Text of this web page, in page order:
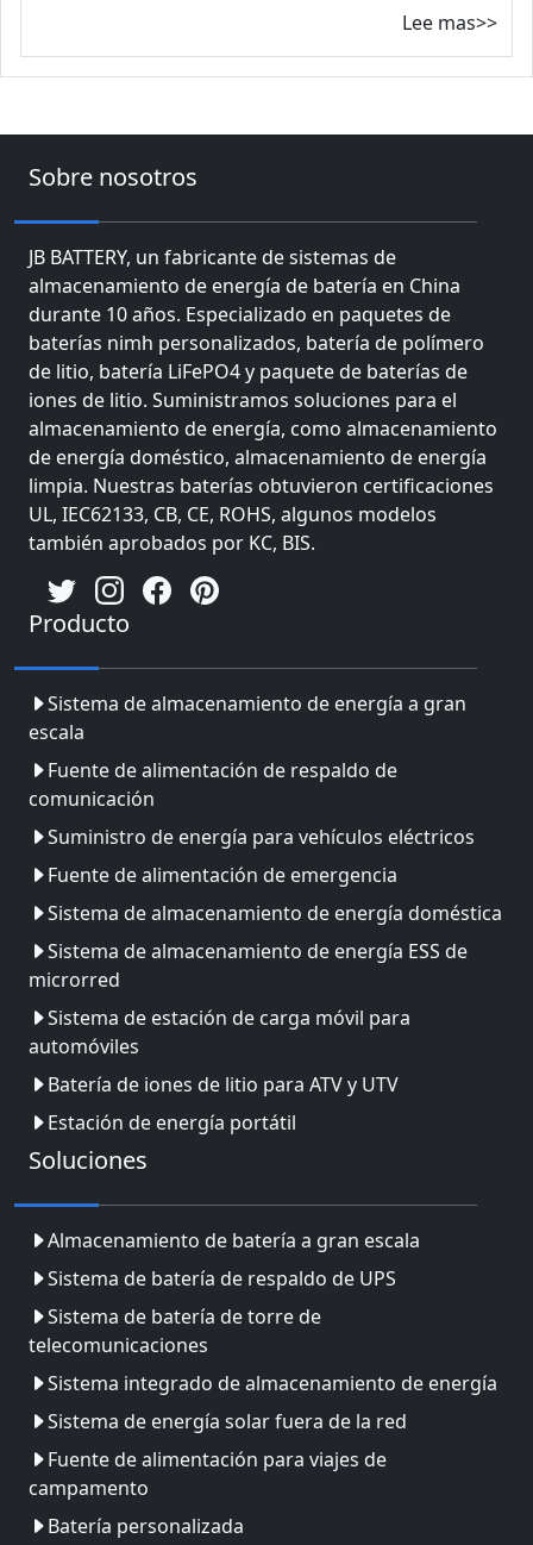
Lee mas>>
Sobre nosotros
JB BATTERY, un fabricante de sistemas de
almacenamiento de energía de batería en China
durante 10 años. Especializado en paquetes de
baterías nimh personalizados, batería de polímero
de litio, batería LiFePO4 y paquete de baterías de
iones de litio. Suministramos soluciones para el
almacenamiento de energía, como almacenamiento
de energía doméstico, almacenamiento de energía
limpia. Nuestras baterías obtuvieron certificaciones
UL, IEC62133, CB, CE, ROHS, algunos modelos
también aprobados por KC, BIS.
Producto
Sistema de almacenamiento de energía a gran
escala
Fuente de alimentación de respaldo de
comunicación
Suministro de energía para vehículos eléctricos
Fuente de alimentación de emergencia
Sistema de almacenamiento de energía doméstica
Sistema de almacenamiento de energía ESS de
microrred
Sistema de estación de carga móvil para
automóviles
Batería de iones de litio para ATV y UTV
Estación de energía portátil
Soluciones
Almacenamiento de batería a gran escala
Sistema de batería de respaldo de UPS
Sistema de batería de torre de
telecomunicaciones
Sistema integrado de almacenamiento de energía
Sistema de energía solar fuera de la red
Fuente de alimentación para viajes de
campamento
Batería personalizada